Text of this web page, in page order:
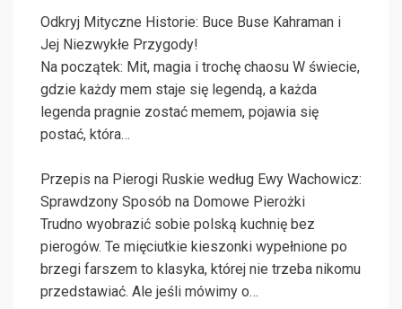
Odkryj Mityczne Historie: Buce Buse Kahraman i
Jej Niezwykłe Przygody!
Na początek: Mit, magia i trochę chaosu W świecie,
gdzie każdy mem staje się legendą, a każda
legenda pragnie zostać memem, pojawia się
postać, która…
Przepis na Pierogi Ruskie według Ewy Wachowicz:
Sprawdzony Sposób na Domowe Pierożki
Trudno wyobrazić sobie polską kuchnię bez
pierogów. Te mięciutkie kieszonki wypełnione po
brzegi farszem to klasyka, której nie trzeba nikomu
przedstawiać. Ale jeśli mówimy o…